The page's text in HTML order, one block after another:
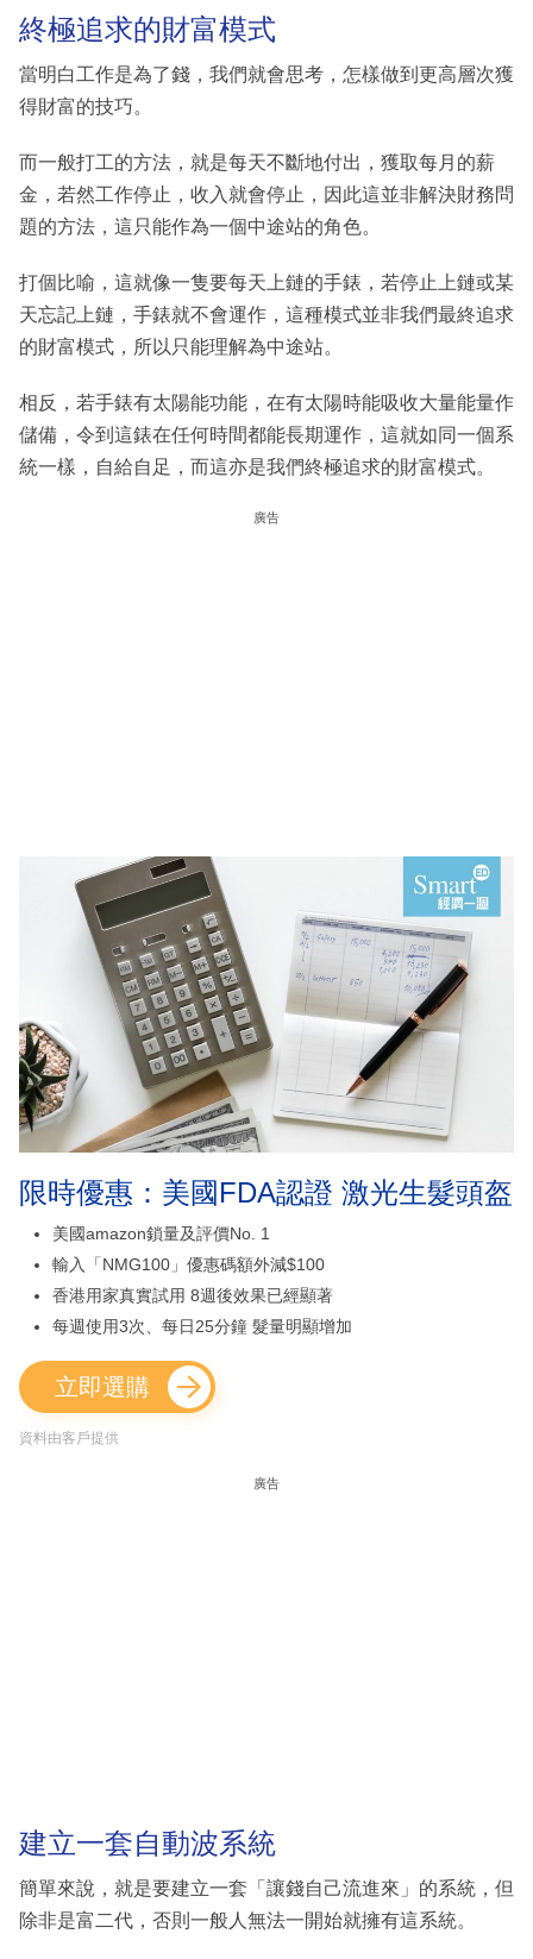
終極追求的財富模式
當明白工作是為了錢，我們就會思考，怎樣做到更高層次獲
得財富的技巧。
而一般打工的方法，就是每天不斷地付出，獲取每月的薪
金，若然工作停止，收入就會停止，因此這並非解決財務問
題的方法，這只能作為一個中途站的角色。
打個比喻，這就像一隻要每天上鏈的手錶，若停止上鏈或某
天忘記上鏈，手錶就不會運作，這種模式並非我們最終追求
的財富模式，所以只能理解為中途站。
相反，若手錶有太陽能功能，在有太陽時能吸收大量能量作
儲備，令到這錶在任何時間都能長期運作，這就如同一個系
統一樣，自給自足，而這亦是我們終極追求的財富模式。
廣告
限時優惠：美國FDA認證 激光生髮頭盔
美國amazon鎖量及評價No. 1
輸入「NMG100」優惠碼額外減$100
香港用家真實試用 8週後效果已經顯著
每週使用3次、每日25分鐘 髮量明顯增加
立即選購
資料由客戶提供
廣告
建立一套自動波系統
簡單來說，就是要建立一套「讓錢自己流進來」的系統，但
除非是富二代，否則一般人無法一開始就擁有這系統。